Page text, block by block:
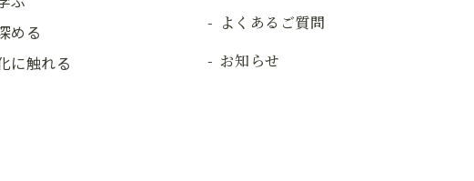
める
に触れる
よくあるご質問
お知らせ